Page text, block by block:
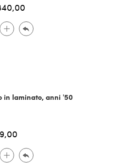
in laminato, anni '50